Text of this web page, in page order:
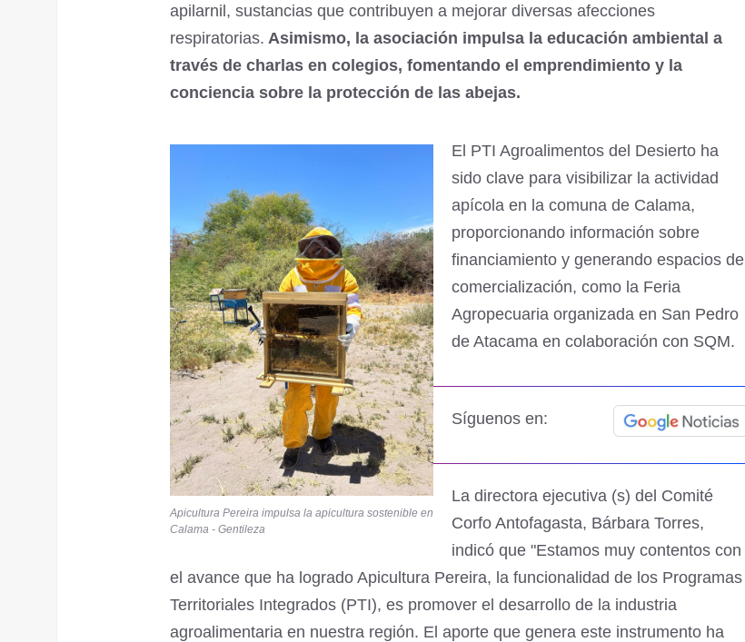
apilarnil, sustancias que contribuyen a mejorar diversas afecciones
respiratorias. Asimismo, la asociación impulsa la educación ambiental a
través de charlas en colegios, fomentando el emprendimiento y la
conciencia sobre la protección de las abejas.
Apicultura Pereira impulsa la apicultura sostenible en
Calama - Gentileza
El PTI Agroalimentos del Desierto ha
sido clave para visibilizar la actividad
apícola en la comuna de Calama,
proporcionando información sobre
financiamiento y generando espacios de
comercialización, como la Feria
Agropecuaria organizada en San Pedro
de Atacama en colaboración con SQM.
Síguenos en:
La directora ejecutiva (s) del Comité
Corfo Antofagasta, Bárbara Torres,
indicó que "Estamos muy contentos con
el avance que ha logrado Apicultura Pereira, la funcionalidad de los Programas
Territoriales Integrados (PTI), es promover el desarrollo de la industria
agroalimentaria en nuestra región. El aporte que genera este instrumento ha